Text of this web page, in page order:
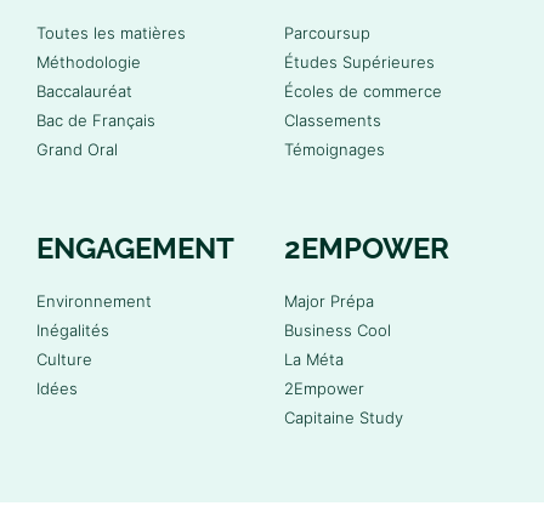
Toutes les matières
Méthodologie
Baccalauréat
Bac de Français
Grand Oral
Parcoursup
Études Supérieures
Écoles de commerce
Classements
Témoignages
ENGAGEMENT
Environnement
Inégalités
Culture
Idées
2EMPOWER
Major Prépa
Business Cool
La Méta
2Empower
Capitaine Study